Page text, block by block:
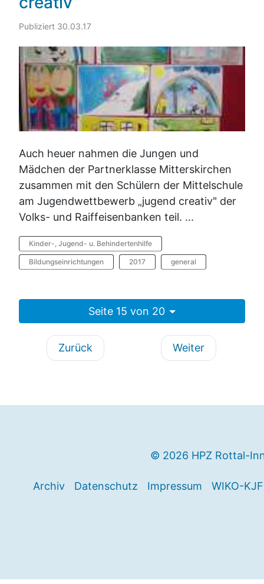
Publiziert 30.03.17
Auch heuer nahmen die Jungen und
Mädchen der Partnerklasse Mitterskirchen
zusammen mit den Schülern der Mittelschule
am Jugendwettbewerb „jugend creativ" der
Volks- und Raiffeisenbanken teil. ...
Kinder-, Jugend- u. Behindertenhilfe
Bildungseinrichtungen 2017 general
Seite 15 von 20
Zurück Weiter
© 2026 HPZ Rottal-
Archiv Datenschutz Impressum WIKO-KJF